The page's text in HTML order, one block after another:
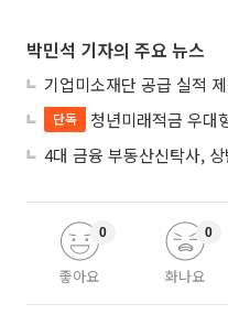
박민석 기자의 주요 뉴스
단독
청년미래적금 우대형 믿고 갈아탔
좋아요
0
화나요
0